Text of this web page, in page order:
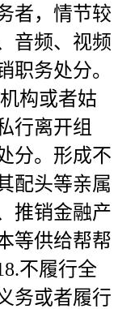
，情节较
音频、视频
职务处分。
构或者姑
行离开组
分。形成不
配头等亲属
推销金融产
等供给帮帮
不履行全
务或者履行